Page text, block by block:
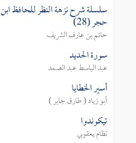
سلسلة شرح نزهة النظر للحافظ ابن
حجر (28)
حاتم بن عارف الشريف
سورة الحديد
عبد الباسط عبد الصمد
أسير الخطايا
أبو زياد ( طارق جابر )
تيكوندوا
نظام يعقوبي